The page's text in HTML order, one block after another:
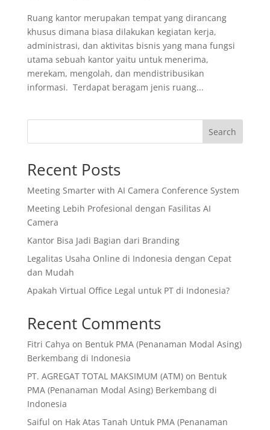
Ruang kantor merupakan tempat yang dirancang
khusus dimana biasa dilakukan kegiatan kerja,
administrasi, dan aktivitas bisnis yang mana fungsi
utama sebuah kantor yaitu untuk menerima,
merekam, mengolah, dan mendistribusikan
informasi. Terdapat beragam jenis ruang...
Search
Recent Posts
Meeting Smarter with AI Camera Conference System
Meeting Lebih Profesional dengan Fasilitas AI
Camera
Kantor Bisa Jadi Bagian dari Branding
Legalitas Usaha Online di Indonesia dengan Cepat
dan Mudah
Apakah Virtual Office Legal untuk PT di Indonesia?
Recent Comments
Fitri Cahya on Bentuk PMA (Penanaman Modal Asing)
Berkembang di Indonesia
PT. AGREGAT TOTAL MAKSIMUM (ATM)on Bentuk
PMA (Penanaman Modal Asing) Berkembang di
Indonesia
Saiful on Hak Atas Tanah Untuk PMA (Penanaman